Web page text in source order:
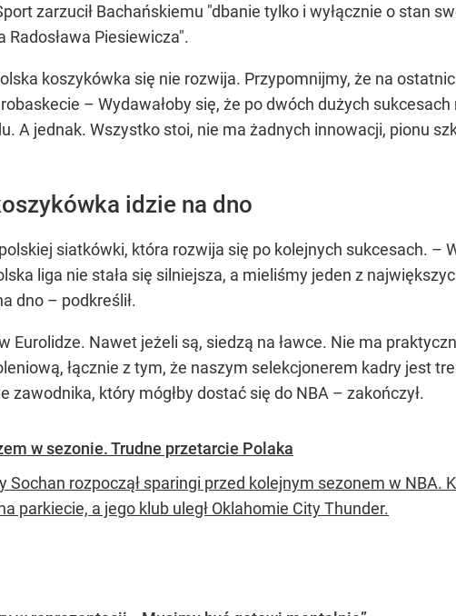
zarzucił Bachańskiemu "dbanie tylko i wyłącznie o stan
Piesiewicza".
koszykówka się nie rozwija. Przypomnijmy, że na
– Wydawałoby się, że po dwóch dużych
A jednak. Wszystko stoi, nie ma żadnych innowacji, pionu
idzie na dno
siatkówki, która rozwija się po kolejnych sukcesach. –
liga nie stała się silniejsza, a mieliśmy jeden z
dno – podkreślił.
Eurolidze. Nawet jeżeli są, siedzą na ławce. Nie ma
łącznie z tym, że naszym selekcjonerem kadry jest
zawodnika, który mógłby dostać się do NBA – zakończył.
w sezonie. Trudne przetarcie Polaka
Sochan rozpoczął sparingi przed kolejnym sezonem w NBA.
parkiecie, a jego klub uległ Oklahomie City Thunder.